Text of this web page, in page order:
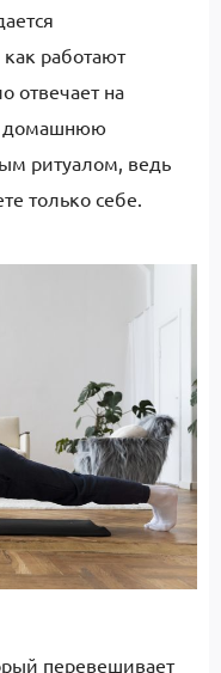
работают
отвечает на
домашнюю
ритуалом, ведь
только себе.
перевешивает